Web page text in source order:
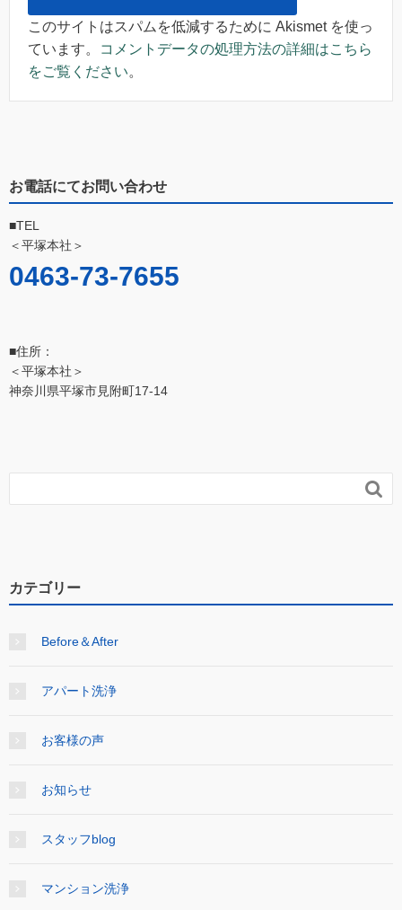
このサイトはスパムを低減するために Akismet を使っ
ています。
コメントデータの処理方法の詳細はこちら
をご覧ください。
お電話にてお問い合わせ
■TEL
＜平塚本社＞
0463-73-7655
■住所：
＜平塚本社＞
神奈川県平塚市見附町17-14

カテゴリー
Before＆After
アパート洗浄
お客様の声
お知らせ
スタッフblog
マンション洗浄